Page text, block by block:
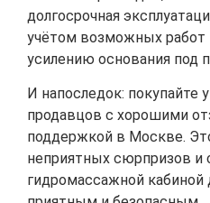
долгосрочная
учётом возможных работ
усилению основания под
И напоследок: покупайте
продавцов с хорошими
поддержкой в Москве.
неприятных сюрпризов и
гидромассажной кабиной